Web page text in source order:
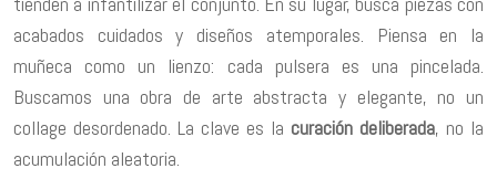
acabados cuidados y diseños atemporales. Piensa en la
muñeca como un lienzo: cada pulsera es una pincelada.
Buscamos una obra de arte abstracta y elegante, no un
collage desordenado. La clave es la curación deliberada, no la
acumulación aleatoria.